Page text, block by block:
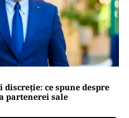
ce spune despre
partenerei sale